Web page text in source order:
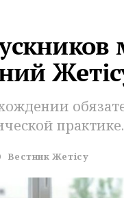
практике.
Вестник Жетісу